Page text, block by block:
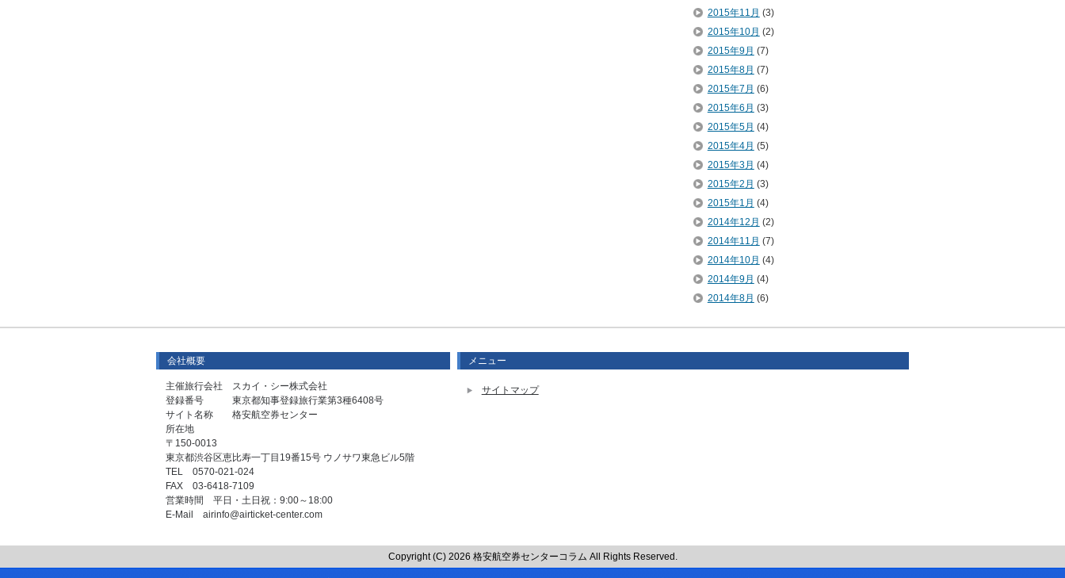
2015年11月 (3)
2015年10月 (2)
2015年9月 (7)
2015年8月 (7)
2015年7月 (6)
2015年6月 (3)
2015年5月 (4)
2015年4月 (5)
2015年3月 (4)
2015年2月 (3)
2015年1月 (4)
2014年12月 (2)
2014年11月 (7)
2014年10月 (4)
2014年9月 (4)
2014年8月 (6)
会社概要
主催旅行会社 スカイ・シー株式会社
登録番号 東京都知事登録旅行業第3種6408号
サイト名称 格安航空券センター
所在地
〒150-0013
東京都渋谷区恵比寿一丁目19番15号 ウノサワ東急ビル5階
TEL 0570-021-024
FAX 03-6418-7109
営業時間 平日・土日祝：9:00～18:00
E-Mail airinfo@airticket-center.com
メニュー
サイトマップ
Copyright (C) 2026 格安航空券センターコラム All Rights Reserved.